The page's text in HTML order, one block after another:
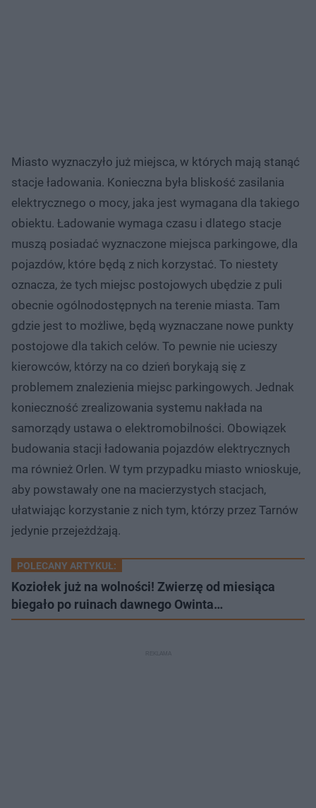
Miasto wyznaczyło już miejsca, w których mają stanąć
stacje ładowania. Konieczna była bliskość zasilania
elektrycznego o mocy, jaka jest wymagana dla takiego
obiektu. Ładowanie wymaga czasu i dlatego stacje
muszą posiadać wyznaczone miejsca parkingowe, dla
pojazdów, które będą z nich korzystać. To niestety
oznacza, że tych miejsc postojowych ubędzie z puli
obecnie ogólnodostępnych na terenie miasta. Tam
gdzie jest to możliwe, będą wyznaczane nowe punkty
postojowe dla takich celów. To pewnie nie ucieszy
kierowców, którzy na co dzień borykają się z
problemem znalezienia miejsc parkingowych. Jednak
konieczność zrealizowania systemu nakłada na
samorządy ustawa o elektromobilności. Obowiązek
budowania stacji ładowania pojazdów elektrycznych
ma również Orlen. W tym przypadku miasto wnioskuje,
aby powstawały one na macierzystych stacjach,
ułatwiając korzystanie z nich tym, którzy przez Tarnów
jedynie przejeżdżają.
POLECANY ARTYKUŁ:
Koziołek już na wolności! Zwierzę od miesiąca
biegało po ruinach dawnego Owinta…